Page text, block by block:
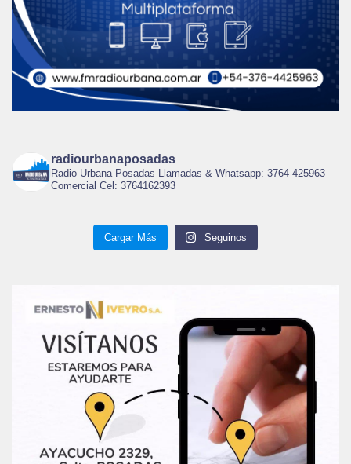
radiourbanaposadas
Radio Urbana Posadas Llamadas & Whatsapp: 3764-425963
Comercial Cel: 3764162393
Cargar Más Seguinos